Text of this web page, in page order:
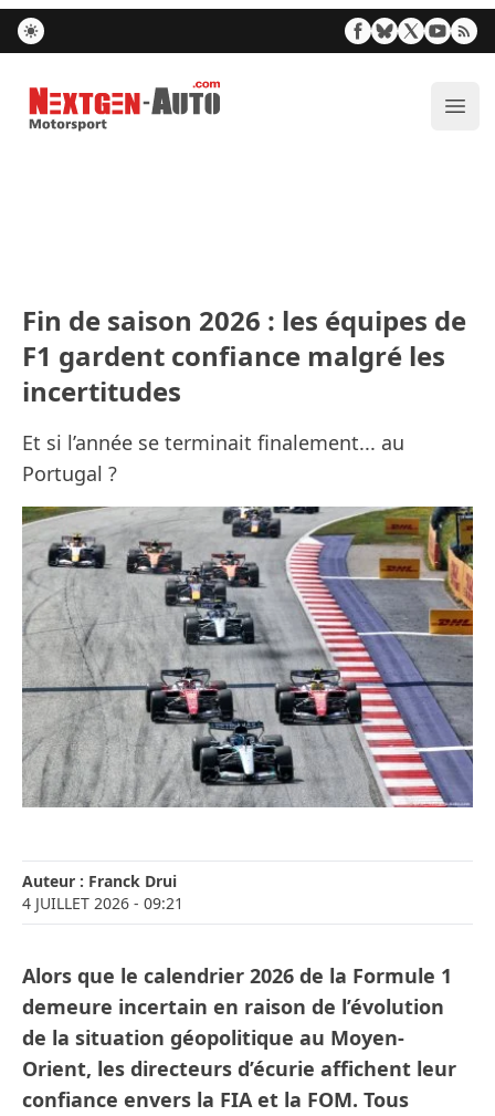
Nextgen-Auto.com
Fin de saison 2026 : les équipes de
F1 gardent confiance malgré les
incertitudes
Et si l’année se terminait finalement... au
Portugal ?
Auteur : Franck Drui
4 JUILLET 2026 - 09:21
Alors que le calendrier 2026 de la Formule 1
demeure incertain en raison de l’évolution
de la situation géopolitique au Moyen-
Orient, les directeurs d’écurie affichent leur
confiance envers la FIA et la FOM. Tous